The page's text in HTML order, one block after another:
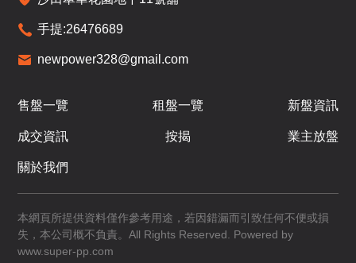
手提:26476689
newpower328@gmail.com
售盤一覽 租盤一覽 新盤資訊
成交資訊 按揭 業主放盤
關於我們
本網頁所提供資料僅作參考用途，若因錯漏而引致任何不便或損
失，本公司概不負責。All Rights Reserved. Powered by
www.super-pp.com